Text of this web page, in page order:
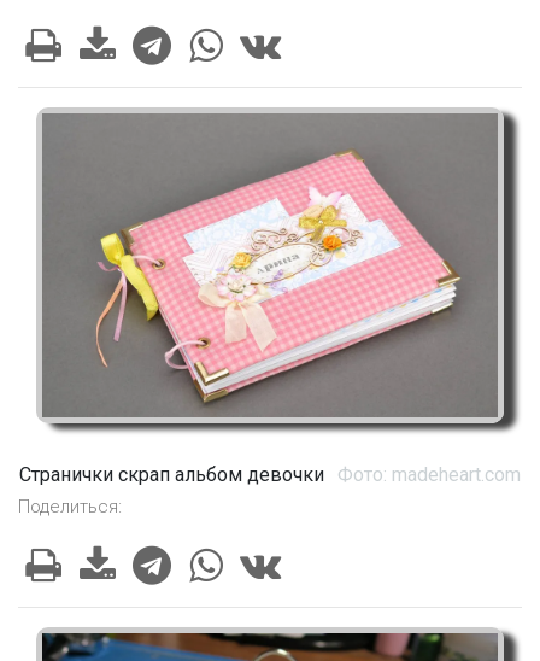
Странички скрап альбом девочки Фото: madeheart.com
Поделиться: